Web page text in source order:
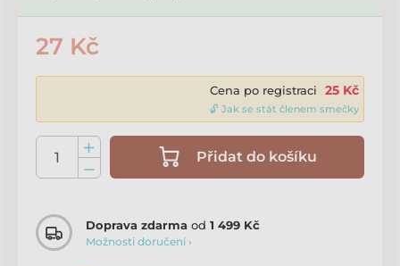
27 Kč
Cena po registraci 25 Kč
🔓 Jak se stát členem smečky
Přidat do košíku
Doprava zdarma od 1 499 Kč
Možnosti doručení ›